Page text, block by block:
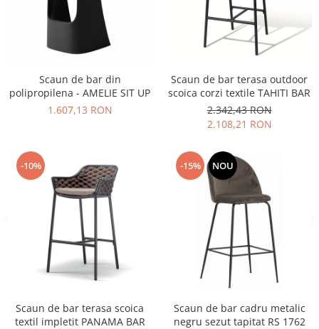
Vitrina bar / retrobar
Blaturi de masa
Blaturi din PAL
Blaturi din MDF
Blaturi din metal
Blaturi din lemn masiv
Blaturi din HPL Compact
Blaturi din piatra naturala si
compozit
Scaune profesionale
Scaun laborator
Scaune de lucru
Scaun de bar din
polipropilena - AMELIE SIT UP
1.607,13 RON
Scaun de bar terasa outdoor
scoica corzi textile TAHITI BAR
2.342,43 RON
2.108,21 RON
-10%
Scaun de bar terasa scoica
textil impletit PANAMA BAR
-15% NOU
Scaun de bar cadru metalic
negru sezut tapitat RS 1762